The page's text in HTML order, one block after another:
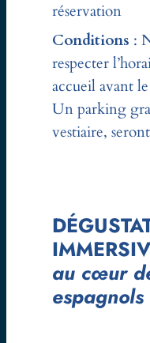
réservation
Conditions :
respecter
accueil avant
Un parking
vestiaire,
au cœur